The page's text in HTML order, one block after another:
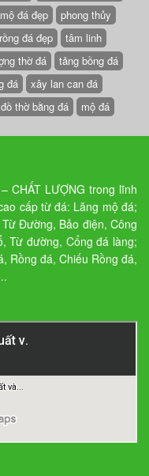
mộ đá đẹp
phong thủy
rồng đá đẹp
tâm linh
thờ đá
tảng bồng đá
đá
xây lan can đá
đồ thờ bằng đá mộ đá
CHẤT LƯỢNG trong lĩnh
cấp từ đá: Lăng mộ đá;
Đường, Bảo điện, Công
Từ đường, Cổng đá làng;
Rồng đá, Chiếu Rồng đá,